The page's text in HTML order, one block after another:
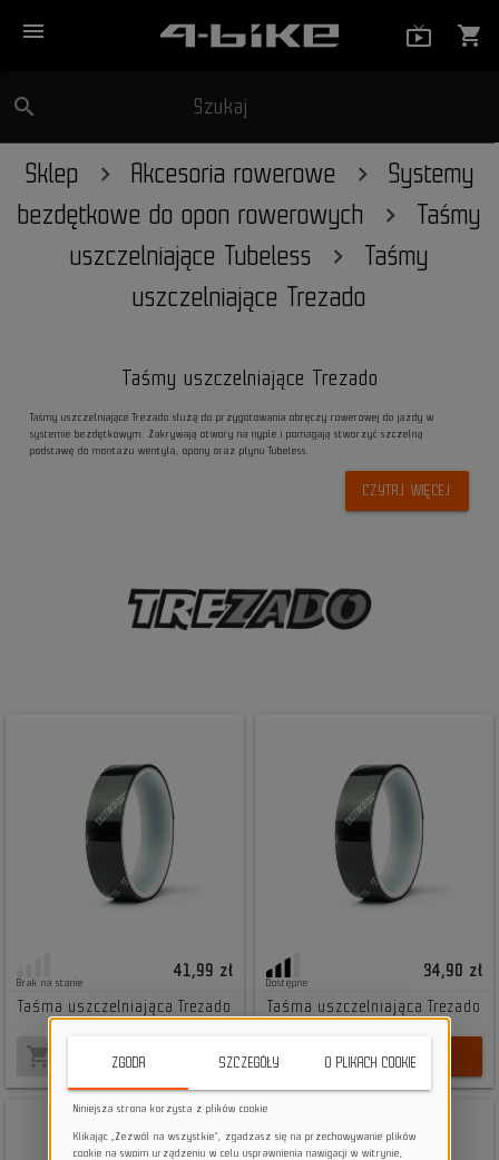
menu shopping_cart
search Szukaj
Sklep Akcesoria rowerowe
Systemy
bezdętkowe do opon rowerowych
Taśmy
uszczelniające Tubeless
Taśmy
uszczelniające Trezado
Taśmy uszczelniające Trezado
Taśmy uszczelniające Trezado służą do przygotowania obręczy rowerowej do jazdy w
systemie bezdętkowym. Zakrywają otwory na nyple i pomagają stworzyć szczelną
podstawę do montażu wentyla, opony oraz płynu Tubeless.
CZYTAJ WIĘCEJ
Brak na stanie
41,99 zł
Taśma uszczelniająca Trezado
25 mm x 5 m
shopping_cart BRAK NA STANIE
Dostępne
34,90 zł
Taśma uszczelniająca Trezado
26 mm x 5 m
shopping_cart DO KOSZYKA
ZGODA SZCZEGÓŁY O PLIKACH COOKIE
Niniejsza strona korzysta z plików cookie
Klikając „Zezwól na wszystkie”, zgadzasz się na przechowywanie plików
cookie na swoim urządzeniu w celu usprawnienia nawigacji w witrynie,